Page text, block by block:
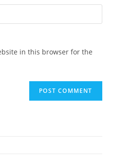
in this browser for the